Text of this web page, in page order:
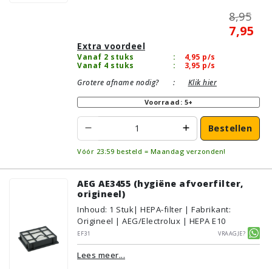
8,95
7,95
Extra voordeel
Vanaf 2 stuks : 4,95 p/s
Vanaf 4 stuks
: 3,95 p/s
Grotere afname nodig?
: Klik hier
Voorraad: 5+
Bestellen
Vóór 23:59 besteld = Maandag verzonden!
AEG AE3455 (hygiëne afvoerfilter,
origineel)
Inhoud: 1 Stuk| HEPA-filter | Fabrikant:
Origineel | AEG/Electrolux | HEPA E10
EF31
Vraagje?
Lees meer...